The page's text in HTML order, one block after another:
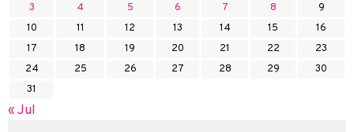
3
4 5 6 7 8
9
10
11 12 13 14 15
16
17
18 19 20 21 22
23
24
25 26 27 28 29
30
31
« Jul